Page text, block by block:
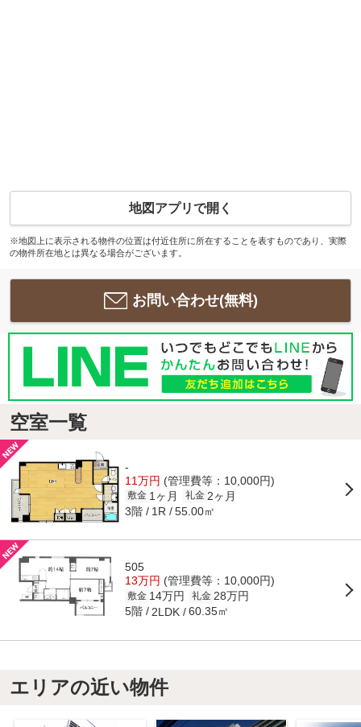
地図アプリで開く
※地図上に表示される物件の位置は付近住所に所在することを表すものであり、実際
の物件所在地とは異なる場合がございます。
お問い合わせ(無料)
空室一覧
-
11万円 (管理費等：10,000円)
敷金 1ヶ月 礼金 2ヶ月
3階 1R 55.00㎡
505
13万円 (管理費等：10,000円)
敷金 14万円 礼金 28万円
5階 2LDK 60.35㎡
エリアの近い物件